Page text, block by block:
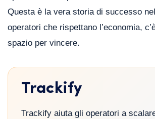
Questa è la vera storia di successo
operatori che rispettano l’economia,
spazio per vincere.
Trackify
Trackify aiuta gli operatori a